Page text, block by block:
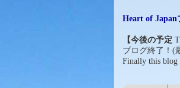
Heart of Japan
【今後の予定
ブログ終了！(
Finally this blog